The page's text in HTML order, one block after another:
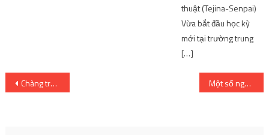
thuật (Tejina-Senpai)
Vừa bắt đầu học kỳ
mới tại trường trung
[…]
Post
Chàng trai yêu bọ Một số nghệ sĩ phải chạy xe ôm để kiếm sống